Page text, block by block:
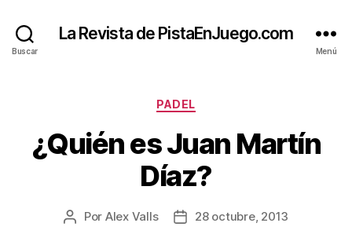
Buscar
La Revista de PistaEnJuego.com
Menú
Categorías
PADEL
¿Quién es Juan Martín
Díaz?
Autor
Por Alex Valls
Fecha28 octubre, 2013